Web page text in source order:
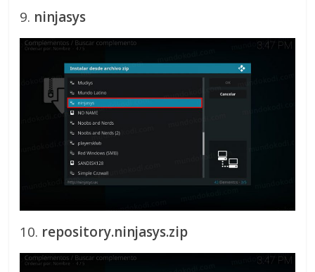
9. ninjasys
10. repository.ninjasys.zip